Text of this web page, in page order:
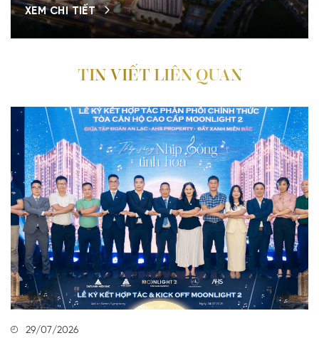
XEM CHI TIẾT
TIN VIẾT LIÊN QUAN
29/07/2026